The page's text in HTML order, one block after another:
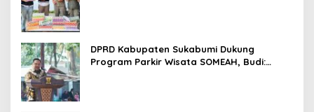
DPRD Kabupaten Sukabumi Dukung
Program Parkir Wisata SOMEAH, Budi: